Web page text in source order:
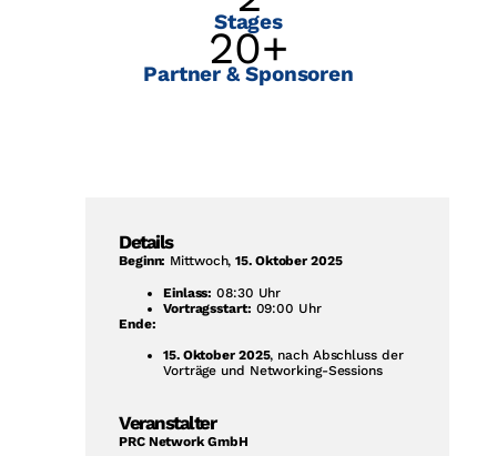
Stages
Partner & Sponsoren
20+
Details
Beginn: Mittwoch,15. Oktober 2025
Einlass: 08:30 Uhr
Vortragsstart: 09:00 Uhr
Ende:
15. Oktober 2025, nach Abschluss der
Vorträge und Networking-Sessions
Veranstalter
PRC Network GmbH